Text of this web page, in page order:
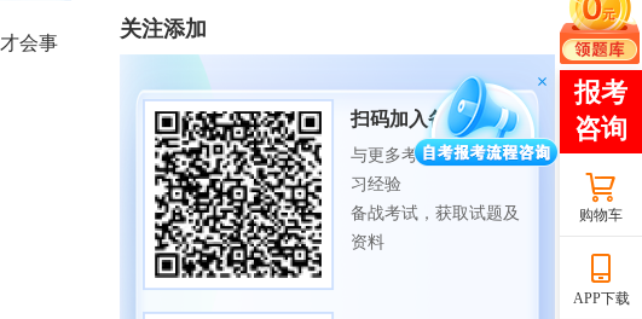
会事
关注添加
扫码加入备考交流群
与更多考生一起交流学
习经验
备战考试，获取试题及
资料
购物车
APP下载